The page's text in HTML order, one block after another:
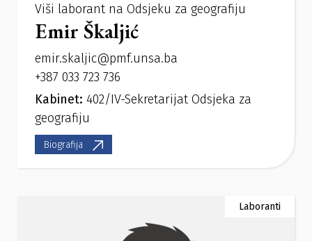
Viši laborant na Odsjeku za geografiju
Emir Škaljić
emir.skaljic@pmf.unsa.ba
+387 033 723 736
Kabinet: 402/IV-Sekretarijat Odsjeka za
geografiju
Biografija
Laboranti